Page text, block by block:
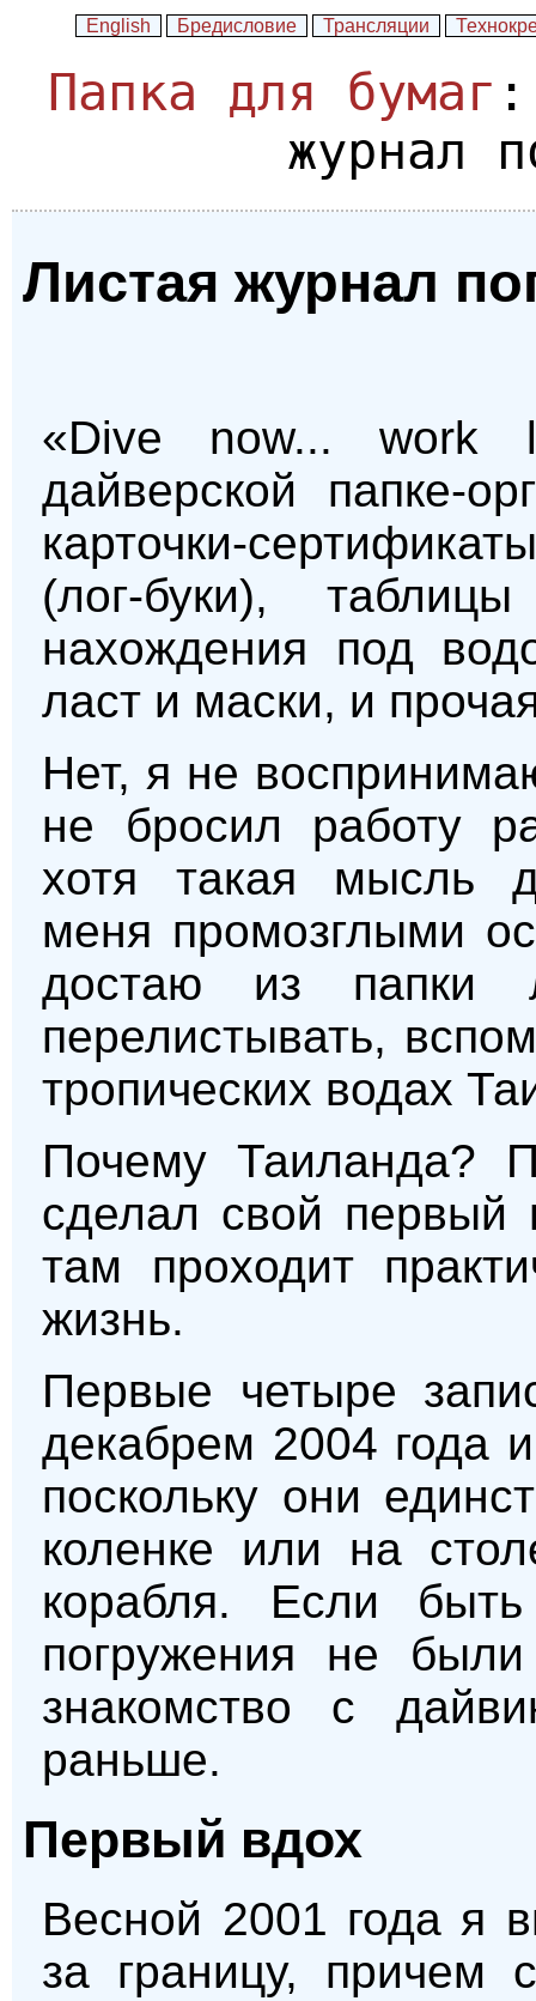
English Бредисловие Трансляции
Папка для бумаг
журнал
Листая журнал
«Dive now... work
дайверской папке-
карточки-
(лог-буки),
нахождения под
ласт и маски, и
Нет, я не
не бросил работу
хотя такая мысль
меня промозглыми
достаю из папки
перелистывать,
тропических водах
Почему Таиланда?
сделал свой
там проходит
жизнь.
Первые четыре
декабрем 2004 года
поскольку они
коленке или на
корабля. Если
погружения не
знакомство с
раньше.
Первый вдох
Весной 2001 года я
за границу, причем